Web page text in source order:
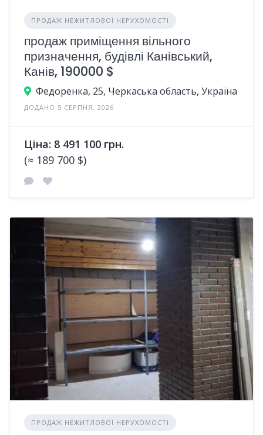
ПРОДАЖ НЕЖИТЛОВОЇ НЕРУХОМОСТІ
продаж приміщення вільного
призначення, будівлі Канівський,
Канів, 190000 $
Федоренка, 25, Черкаська область, Україна
ДОДАНО 5 СЕРПНЯ, 2026
Ціна: 8 491 100 грн.
(≈ 189 700 $)
ПРОДАЖ НЕЖИТЛОВОЇ НЕРУХОМОСТІ